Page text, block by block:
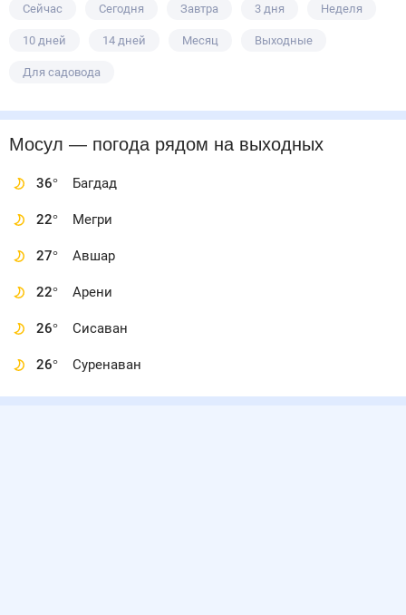
Сейчас Сегодня Завтра 3 дня Неделя
10 дней 14 дней Месяц Выходные
Для садовода
Мосул — погода рядомна выходных
36° Багдад
22° Мегри
27° Авшар
22° Арени
26° Сисаван
26° Суренаван